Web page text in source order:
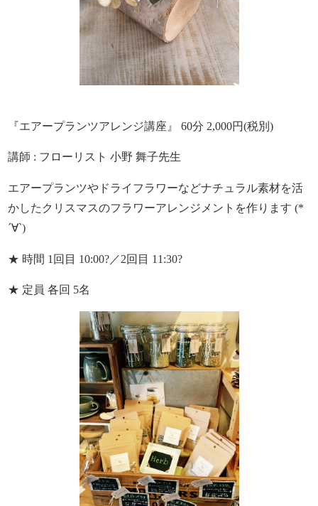
『エアープランツアレンジ講座』 60分 2,000円(税別)
講師 : フローリスト 小野 舞子先生
エアープランツやドライフラワーなどナチュラル素材を活
かしたクリスマスのフラワーアレンジメントを作ります (*
´∀`)
★ 時間 1回目 10:00?／2回目 11:30?
★ 定員 各回 5名